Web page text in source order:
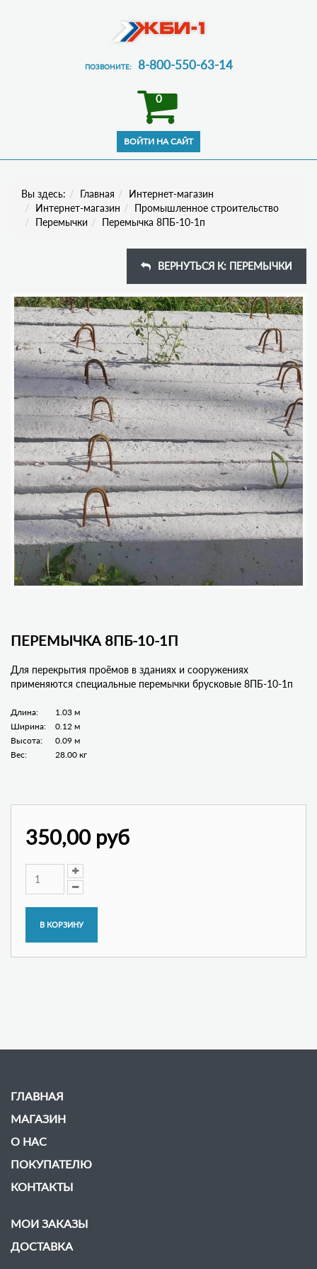
ПОЗВОНИТЕ: 8-800-550-63-14
0
Вы здесь: Главная
Интернет-магазин
Интернет-магазин
Промышленное строительство
Перемычки
Перемычка 8ПБ-10-1п
ВЕРНУТЬСЯ К: ПЕРЕМЫЧКИ
ПЕРЕМЫЧКА 8ПБ-10-1П
Для перекрытия проёмов в зданиях и сооружениях
применяются специальные перемычки брусковые 8ПБ-10-1п
Длина:
1.03 м
Ширина:
0.12 м
Высота:
0.09 м
Вес:
28.00 кг
350,00 руб
ГЛАВНАЯ
МАГАЗИН
О НАС
ПОКУПАТЕЛЮ
КОНТАКТЫ
МОИ ЗАКАЗЫ
ДОСТАВКА